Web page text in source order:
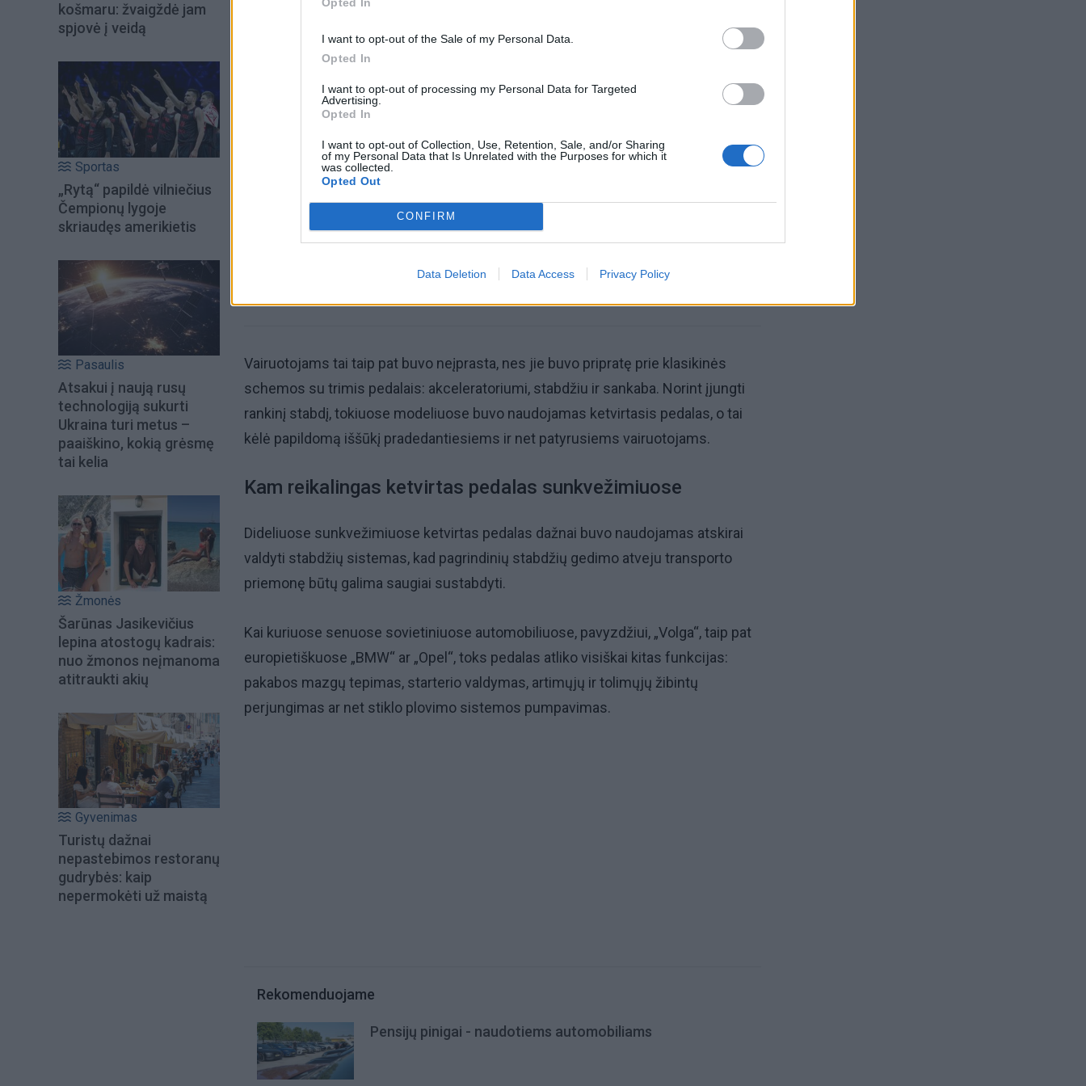
I want to opt-out of the Sale of my Personal Data.
Opted In
I want to opt-out of processing my Personal Data for Targeted
Advertising.
Opted In
I want to opt-out of Collection, Use, Retention, Sale, and/or Sharing
of my Personal Data that Is Unrelated with the Purposes for which it
was collected.
Opted Out
CONFIRM
Data Deletion Data Access Privacy Policy
košmaru: žvaigždė jam
spjovė į veidą
Sportas
„Rytą“ papildė vilniečius
Čempionų lygoje
skriaudęs amerikietis
Pasaulis
Atsakui į naują rusų
technologiją sukurti
Ukraina turi metus –
paaiškino, kokią grėsmę
tai kelia
Žmonės
Šarūnas Jasikevičius
lepina atostogų kadrais:
nuo žmonos neįmanoma
atitraukti akių
Gyvenimas
Turistų dažnai
nepastebimos restoranų
gudrybės: kaip
nepermokėti už maistą
Šiuo metu skaitomiausi
Tualetinis popierius traukiasi į praeitį: kuo jį pakeis
artimiausiu metu
daugelis jį sumaišo
Vairuotojams tai taip pat buvo neįprasta, nes jie buvo pripratę prie klasikinės
schemos su trimis pedalais: akceleratoriumi, stabdžiu ir sankaba. Norint įjungti
rankinį stabdį, tokiuose modeliuose buvo naudojamas ketvirtasis pedalas, o tai
kėlė papildomą iššūkį pradedantiesiems ir net patyrusiems vairuotojams.
Kam reikalingas ketvirtas pedalas sunkvežimiuose
Dideliuose sunkvežimiuose ketvirtas pedalas dažnai buvo naudojamas atskirai
valdyti stabdžių sistemas, kad pagrindinių stabdžių gedimo atveju transporto
priemonę būtų galima saugiai sustabdyti.
Kai kuriuose senuose sovietiniuose automobiliuose, pavyzdžiui, „Volga“, taip pat
europietiškuose „BMW“ ar „Opel“, toks pedalas atliko visiškai kitas funkcijas:
pakabos mazgų tepimas, starterio valdymas, artimųjų ir tolimųjų žibintų
perjungimas ar net stiklo plovimo sistemos pumpavimas.
Rekomenduojame
Pensijų pinigai - naudotiems automobiliams